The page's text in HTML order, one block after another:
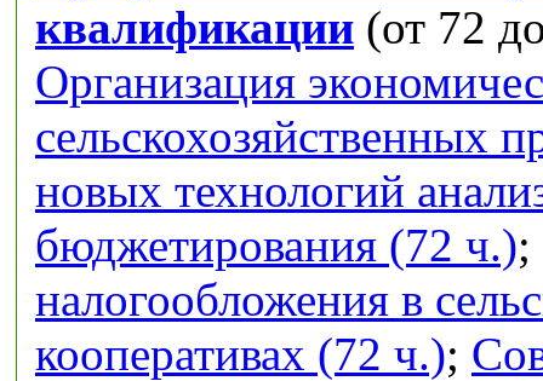
квалификации (от 72
Организация
сельскохозяйственных
новых технологий
бюджетирования (72 ч.);
налогообложения в
кооперативах (72 ч.);